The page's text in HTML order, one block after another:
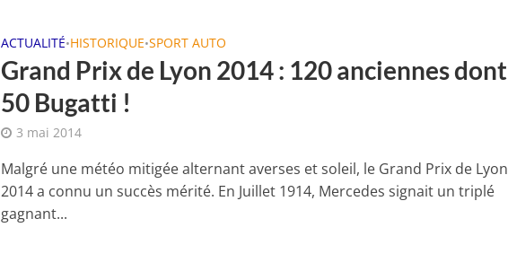
ACTUALITÉ•HISTORIQUE•SPORT AUTO
Grand Prix de Lyon 2014 : 120 anciennes dont
50 Bugatti !
3 mai 2014
Malgré une météo mitigée alternant averses et soleil, le Grand Prix de Lyon
2014 a connu un succès mérité. En Juillet 1914, Mercedes signait un triplé
gagnant...